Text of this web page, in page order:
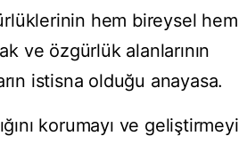
hem bireysel hem
ve özgürlük alanlarının
istisna olduğu anayasa.
korumayı ve geliştirmeyi